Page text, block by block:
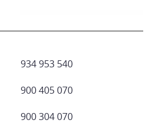
934 953 540
900 405 070
900 304 070